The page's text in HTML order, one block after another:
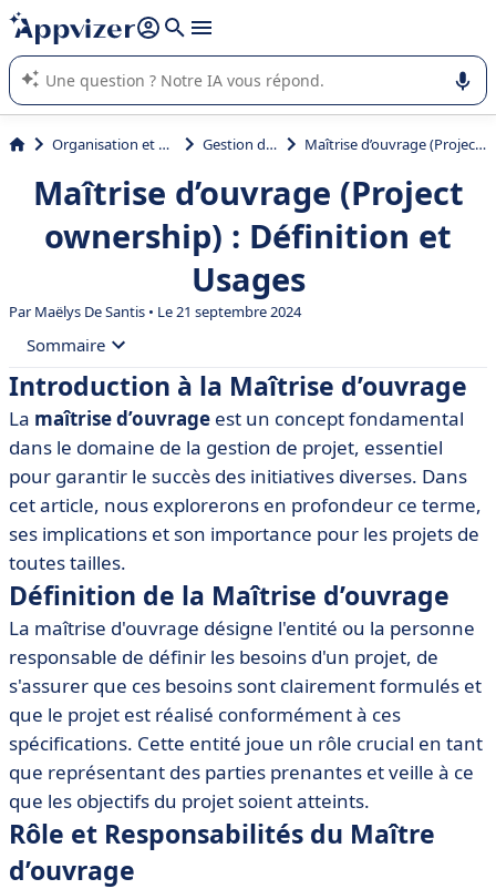
répondre (plusieurs lignes avec
L'IA de Appvizer vous guide dans l'utilisation ou la sélection de
logiciel SaaS en entreprise.
Organisation et planification Gestion de projet Maîtrise d’ouvrage (Project ownership) : Définition et Usages
Maîtrise d’ouvrage (Project
ownership) : Définition et
Usages
ParMaëlys De Santis • Le 21 septembre 2024
Sommaire
• Introduction à la Maîtrise d’ouvrage
• Définition de la Maîtrise d’ouvrage
• Rôle et Responsabilités du Maître d’ouvrage
• Processus de Maîtrise d’ouvrage
• Outils et Logiciels recommandés pour la Maîtrise
d’ouvrage
• Meilleures Pratiques dans la Maîtrise d’ouvrage
• Conclusion
Introduction à la Maîtrise d’ouvrage
La maîtrise d’ouvrage est un concept fondamental
dans le domaine de la gestion de projet, essentiel
pour garantir le succès des initiatives diverses. Dans
cet article, nous explorerons en profondeur ce terme,
ses implications et son importance pour les projets de
toutes tailles.
Définition de la Maîtrise d’ouvrage
La maîtrise d'ouvrage désigne l'entité ou la personne
responsable de définir les besoins d'un projet, de
s'assurer que ces besoins sont clairement formulés et
que le projet est réalisé conformément à ces
spécifications. Cette entité joue un rôle crucial en tant
que représentant des parties prenantes et veille à ce
que les objectifs du projet soient atteints.
Rôle et Responsabilités du Maître
d’ouvrage